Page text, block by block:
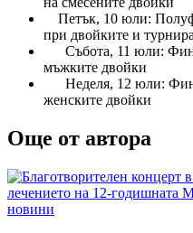
Петък, 10 юли:
при двойките и
Събота, 11 юли:
мъжките двойки
Неделя, 12 юли:
женските двойки
Още от автора
Posted
новини